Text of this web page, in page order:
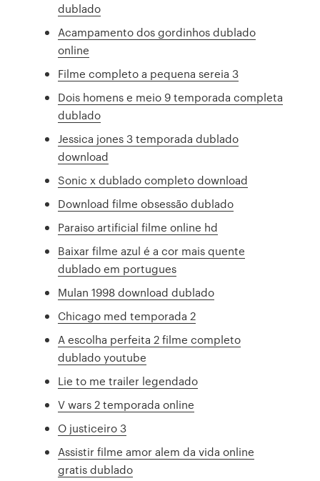
dublado
Acampamento dos gordinhos dublado
online
Filme completo a pequena sereia 3
Dois homens e meio 9 temporada completa
dublado
Jessica jones 3 temporada dublado
download
Sonic x dublado completo download
Download filme obsessão dublado
Paraiso artificial filme online hd
Baixar filme azul é a cor mais quente
dublado em portugues
Mulan 1998 download dublado
Chicago med temporada 2
A escolha perfeita 2 filme completo
dublado youtube
Lie to me trailer legendado
V wars 2 temporada online
O justiceiro 3
Assistir filme amor alem da vida online
gratis dublado